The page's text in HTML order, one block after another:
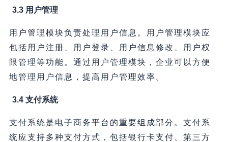
3.3 用户管理
用户管理模块负责处理用户信息。用户管理模块应
包括用户注册、用户登录、用户信息修改、用户权
限管理等功能。通过用户管理模块，企业可以方便
地管理用户信息，提高用户管理效率。
3.4 支付系统
支付系统是电子商务平台的重要组成部分。支付系
统应支持多种支付方式，包括银行卡支付、第三方